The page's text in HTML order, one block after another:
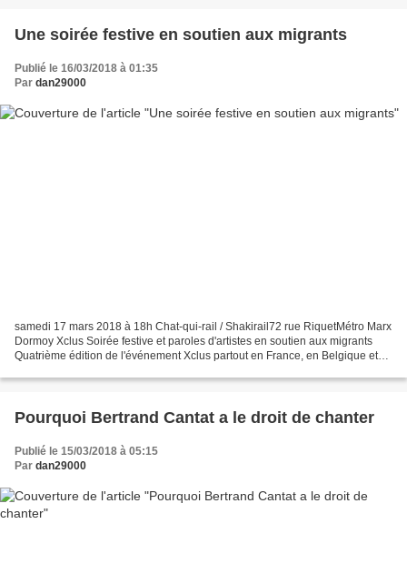
Une soirée festive en soutien aux migrants
Publié le 16/03/2018 à 01:35
Par dan29000
samedi 17 mars 2018 à 18h Chat-qui-rail / Shakirail72 rue RiquetMétro Marx
Dormoy Xclus Soirée festive et paroles d'artistes en soutien aux migrants
Quatrième édition de l'événement Xclus partout en France, en Belgique et
Pourquoi Bertrand Cantat a le droit de chanter
Publié le 15/03/2018 à 05:15
Par dan29000